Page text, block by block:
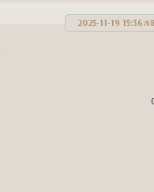
2025-11-19 15:36:48